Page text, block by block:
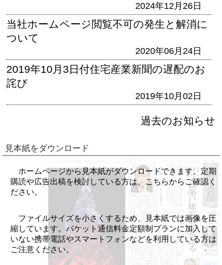
2024年12月26日
当社ホームページ閲覧不可の発生と解消に
ついて
2020年06月24日
2019年10月3日付住宅産業新聞の遅配のお
詫び
2019年10月02日
過去のお知らせ
見本紙をダウンロード
ホームページから見本紙がダウンロードできます。定期
購読や広告出稿を検討している方は、こちらからご確認く
ださい。
ファイルサイズを小さくするため、見本紙では画像を圧
縮しています。パケット通信料金定額制プランに加入して
いない携帯電話やスマートフォンなどを利用している方は
ご注意ください。